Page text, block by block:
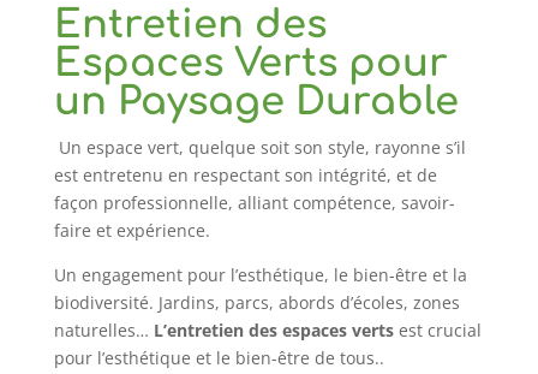
Entretien des
Espaces Verts pour
un Paysage Durable
Un espace vert, quelque soit son style, rayonne s’il
est entretenu en respectant son intégrité, et de
façon professionnelle, alliant compétence, savoir-
faire et expérience.
Un engagement pour l’esthétique, le bien-être et la
biodiversité. Jardins, parcs, abords d’écoles, zones
naturelles… L’entretien des espaces vertsest crucial
pour l’esthétique et le bien-être de tous..